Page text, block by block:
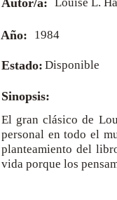
Autor/a:
Año: 1984
Estado: Disponible
Sinopsis:
El gran clásico de
personal en todo el
planteamiento del
vida porque los